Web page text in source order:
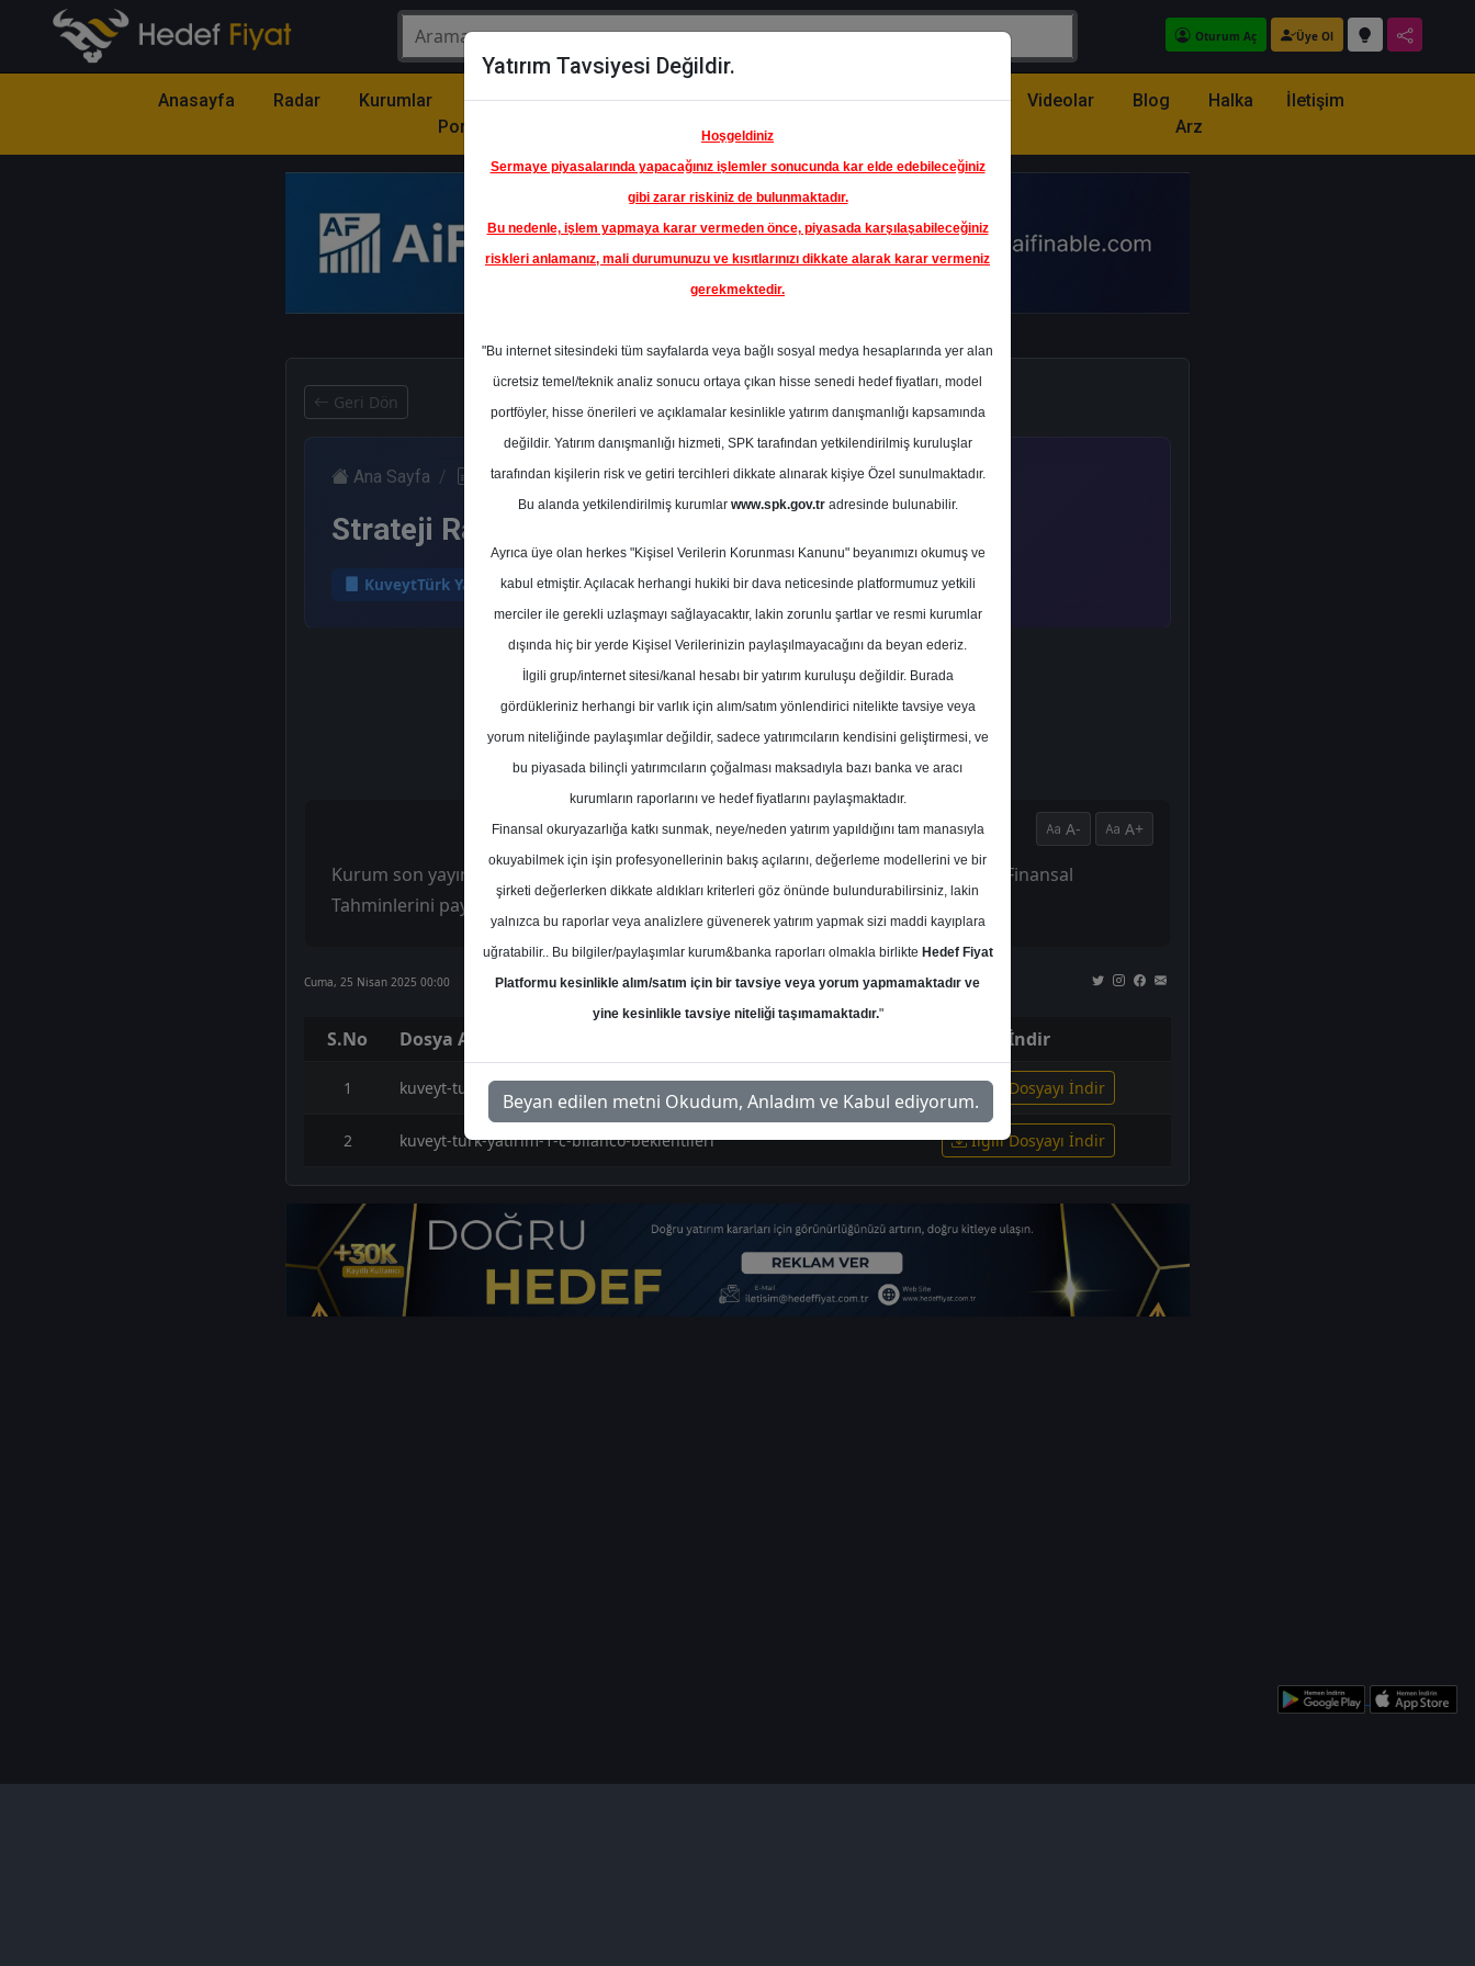
Oturum Aç Üye Ol
Anasayfa Radar Kurumlar
Model
Portföy
Hisse
Öne
Çıkanlar
Raporlar Partnerlerimiz Videolar Blog
Halka
Arz
İletişim
Geri Dön
Ana Sayfa Raporlar KuveytTürk Yatırım Rapor Detay
Strateji Raporu - Revizyon
KuveytTürk Yatırım 25 Nisan 2025
A- A+
Kurum son yayınladığı strateji raporunu revize etti ve şirketlerin 1. Çeyrek ile ilgili Finansal
Tahminlerini paylaştı
Cuma, 25 Nisan 2025 00:00
S.No Dosya Adı İndir
1 kuveyt-turk-strateji-raporu-revizyonu-6043 İlgili Dosyayı İndir
2 kuveyt-turk-yatirim-1-c-bilanco-beklentileri İlgili Dosyayı İndir
Yatırım Tavsiyesi Değildir.
Hoşgeldiniz
Sermaye piyasalarında yapacağınız işlemler sonucunda kar elde edebileceğiniz
gibi zarar riskiniz de bulunmaktadır.
Bu nedenle, işlem yapmaya karar vermeden önce, piyasada karşılaşabileceğiniz
riskleri anlamanız, mali durumunuzu ve kısıtlarınızı dikkate alarak karar vermeniz
gerekmektedir.
"Bu internet sitesindeki tüm sayfalarda veya bağlı sosyal medya hesaplarında yer alan
ücretsiz temel/teknik analiz sonucu ortaya çıkan hisse senedi hedef fiyatları, model
portföyler, hisse önerileri ve açıklamalar kesinlikle yatırım danışmanlığı kapsamında
değildir. Yatırım danışmanlığı hizmeti, SPK tarafından yetkilendirilmiş kuruluşlar
tarafından kişilerin risk ve getiri tercihleri dikkate alınarak kişiye Özel sunulmaktadır.
Bu alanda yetkilendirilmiş kurumlar www.spk.gov.tradresinde bulunabilir.
Ayrıca üye olan herkes "Kişisel Verilerin Korunması Kanunu" beyanımızı okumuş ve
kabul etmiştir. Açılacak herhangi hukiki bir dava neticesinde platformumuz yetkili
merciler ile gerekli uzlaşmayı sağlayacaktır, lakin zorunlu şartlar ve resmi kurumlar
dışında hiç bir yerde Kişisel Verilerinizin paylaşılmayacağını da beyan ederiz.
İlgili grup/internet sitesi/kanal hesabı bir yatırım kuruluşu değildir. Burada
gördükleriniz herhangi bir varlık için alım/satım yönlendirici nitelikte tavsiye veya
yorum niteliğinde paylaşımlar değildir, sadece yatırımcıların kendisini geliştirmesi, ve
bu piyasada bilinçli yatırımcıların çoğalması maksadıyla bazı banka ve aracı
kurumların raporlarını ve hedef fiyatlarını paylaşmaktadır.
Finansal okuryazarlığa katkı sunmak, neye/neden yatırım yapıldığını tam manasıyla
okuyabilmek için işin profesyonellerinin bakış açılarını, değerleme modellerini ve bir
şirketi değerlerken dikkate aldıkları kriterleri göz önünde bulundurabilirsiniz, lakin
yalnızca bu raporlar veya analizlere güvenerek yatırım yapmak sizi maddi kayıplara
uğratabilir.. Bu bilgiler/paylaşımlar kurum&banka raporları olmakla birlikte Hedef Fiyat
Platformu kesinlikle alım/satım için bir tavsiye veya yorum yapmamaktadır ve
yine kesinlikle tavsiye niteliği taşımamaktadır."
Beyan edilen metni Okudum, Anladım ve Kabul ediyorum.